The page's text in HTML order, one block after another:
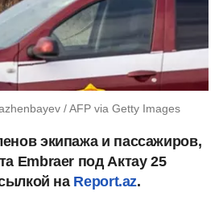
/ AFP via Getty Images
экипажа и пассажиров,
Embraer под Актау 25
на Report.az.